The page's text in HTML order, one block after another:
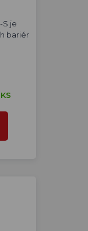
S je
bariér